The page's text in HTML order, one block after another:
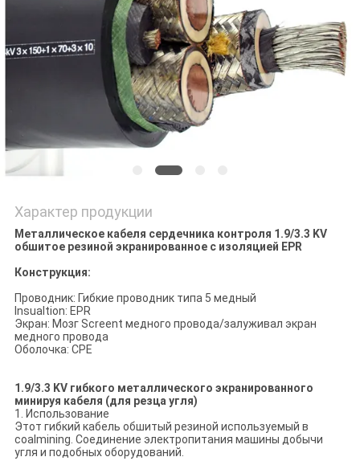
ОТПРАВИТЬ
ЗАПРОС
КАРТА
ПОЛИТИКА
КОНФИДЕНЦИАЛЬНОСТИ
Характер продукции
Металлическое кабеля сердечника контроля 1.9/3.3 KV
обшитое резиной экранированное с изоляцией EPR
Конструкция:
Проводник: Гибкие проводник типа 5 медный
Insualtion: EPR
Экран: Мозг Screent медного провода/залуживал экран
медного провода
Оболочка: CPE
1.9/3.3 KV гибкого металлического экранированного
минируя кабеля (для резца угля)
1. Использование
Этот гибкий кабель обшитый резиной используемый в
coalmining. Соединение электропитания машины добычи
угля и подобных оборудований.